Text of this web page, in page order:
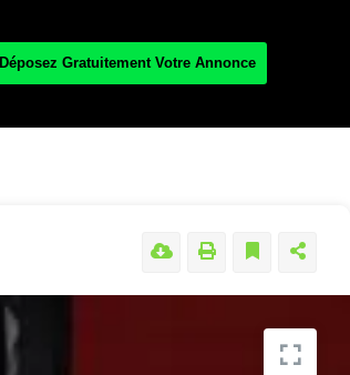
Déposez Gratuitement Votre Annonce